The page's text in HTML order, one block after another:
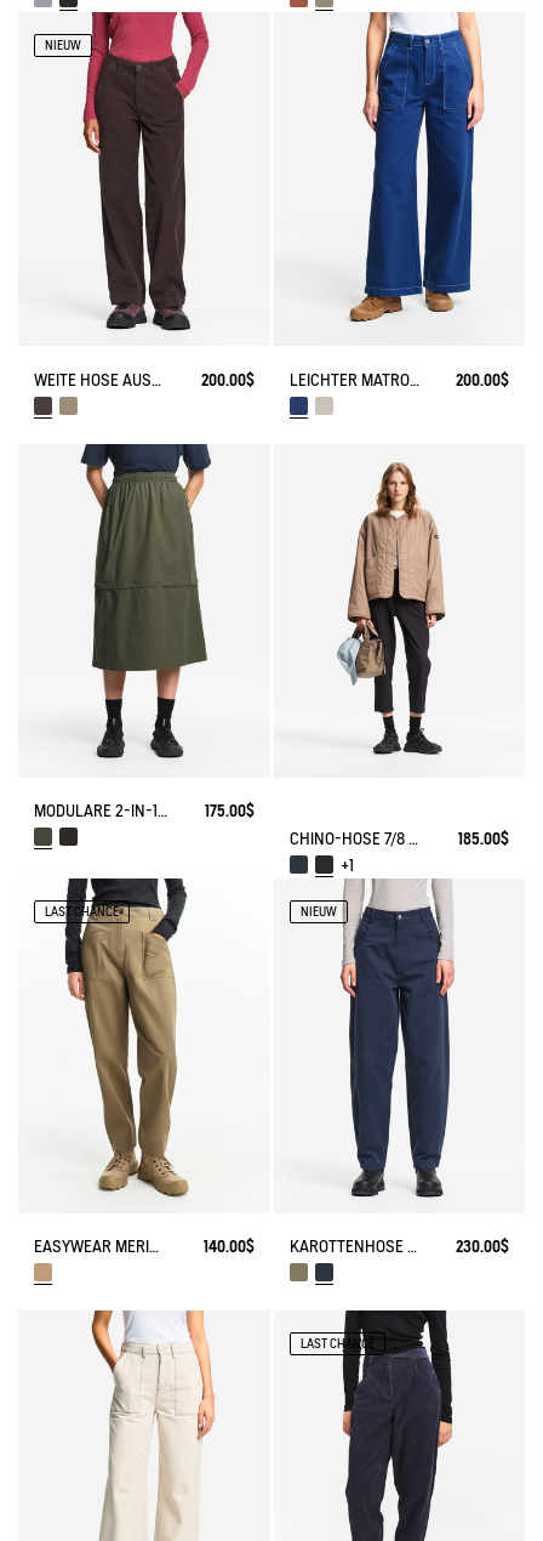
NIEUW
WEITE HOSE AUS SAMT 200.00$ LEICHTER MATROSENHOSE AUS TWILL MIT VERSTELLBAREM BUND 200.00$
MODULARE 2-IN-1 REISSVERSCHLUSSROCK DRY FAST TEXTILE®
175.00$
CHINO-HOSE 7/8 DRY FAST TEXTILE® COOLMAX®
185.00$
+1
LAST CHANCE
EASYWEAR MERINOS-HOSE 140.00$
NIEUW
KAROTTENHOSE AUS BAUMWOLLSTOFF 230.00$
LAST CHANCE